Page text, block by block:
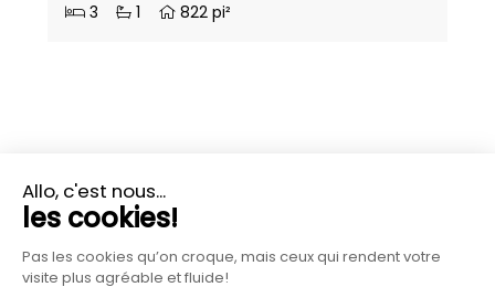
3 1 822 pi²
PLUS D'INFORMATIONS?